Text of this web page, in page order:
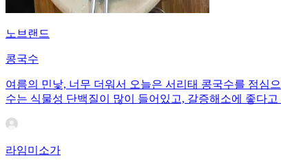
노브랜드
콩국수
여름의 민낯, 너무 더워서 오늘은 서리태 콩국수를 점심
수는 식물성 단백질이 많이 들어있고, 갈증해소에 좋다고
라임미소가